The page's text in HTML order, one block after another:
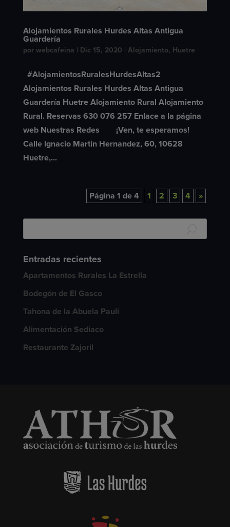
Alojamientos Rurales Hurdes Altas Antigua
Guardería
por webcafeina | Dic 15, 2020 | Alojamiento, Huetre
#AlojamientosRuralesHurdesAltas2
Alojamientos Rurales Hurdes Altas Antigua
Guardería Huetre Alojamiento Rural Alojamiento
Rural. Reservas 630 076 257 Enlace a la página
web Nuestras Redes ¡Ven, te esperamos!
Calle Ignacio Martin Hernandez, 60, 10628
Huetre,...
Página 1 de 4 1 2 3 4 »
Entradas recientes
Apartamentos Rurales La Estrella
Bodegón de El Gasco
Tahona de la Abuela Pauli
Alimentación Sediaco
Restaurante Zajoril